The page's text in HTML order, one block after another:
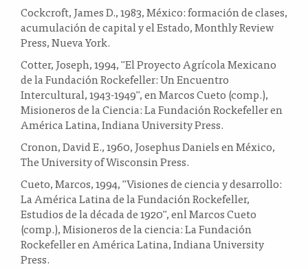
Cockcroft, James D., 1983, México: formación de clases,
acumulación de capital y el Estado, Monthly Review
Press, Nueva York.
Cotter, Joseph, 1994, "El Proyecto Agrícola Mexicano
de la Fundación Rockefeller: Un Encuentro
Intercultural, 1943-1949", en Marcos Cueto (comp.),
Misioneros de la Ciencia: La Fundación Rockefeller en
América Latina, Indiana University Press.
Cronon, David E., 1960, Josephus Daniels en México,
The University of Wisconsin Press.
Cueto, Marcos, 1994, "Visiones de ciencia y desarrollo:
La América Latina de la Fundación Rockefeller,
Estudios de la década de 1920", enl Marcos Cueto
(comp.), Misioneros de la ciencia: La Fundación
Rockefeller en América Latina, Indiana University
Press.